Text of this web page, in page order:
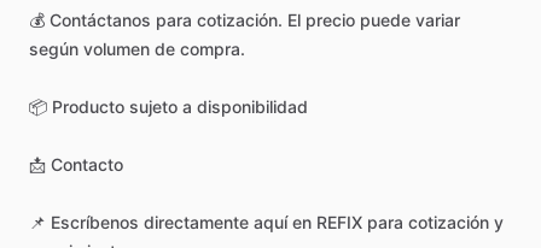
💰 Contáctanos para cotización. El precio puede variar
según volumen de compra.
📦 Producto sujeto a disponibilidad
📩 Contacto
📌 Escríbenos directamente aquí en REFIX para cotización y